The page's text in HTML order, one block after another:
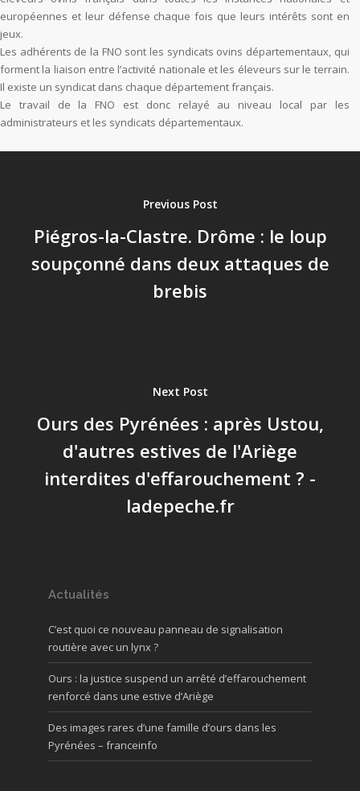
européennes et leur défense chaque fois que leurs intérêts sont en
jeux.
Les adhérents de la FNO sont les syndicats ovins départementaux, qui
forment la liaison entre l’activité nationale et les éleveurs sur le terrain.
Il existe un syndicat dans chaque département français.
Le travail de la FNO est donc relayé au niveau local par les
administrateurs et les syndicats départementaux.
Previous Post
Piégros-la-Clastre. Drôme : le loup
soupçonné dans deux attaques de
brebis
Next Post
Ours des Pyrénées : après Ustou,
d'autres estives de l'Ariège
interdites d'effarouchement ? -
ladepeche.fr
Actualités
C’est quoi ce nouveau panneau de signalisation
routière avec un lynx ?
Ours : la justice suspend un arrêté d’effarouchement
renforcé dans une estive d’Ariège
Des images rares d’une famille d’ours dans les
Pyrénées – franceinfo